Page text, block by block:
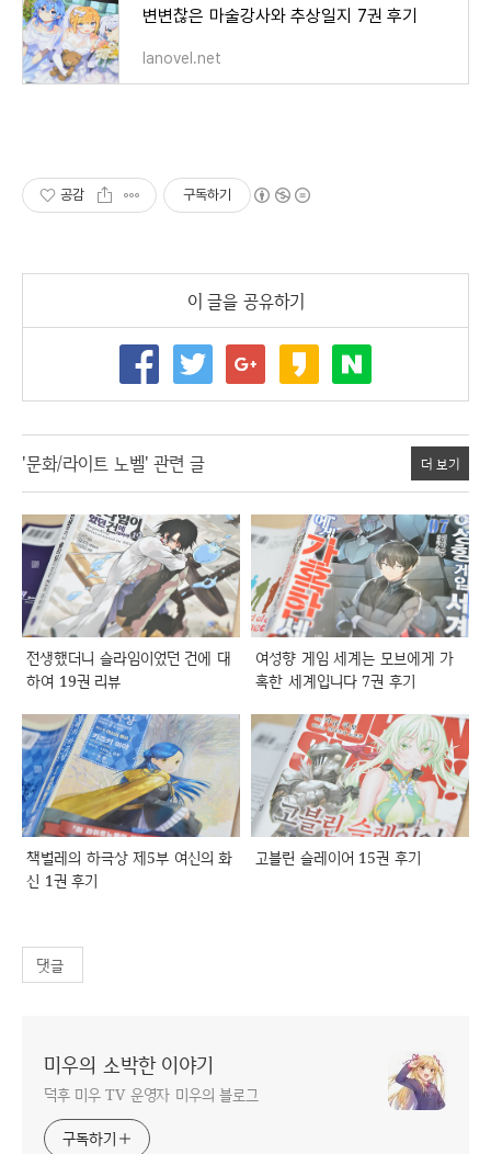
변변찮은 마술강사와 추상일지 7권 후기
lanovel.net
공감 구독하기
이 글을 공유하기
'문화/라이트 노벨' 관련 글 더 보기
전생했더니 슬라임이었던 건에 대
하여 19권 리뷰
여성향 게임 세계는 모브에게 가
혹한 세계입니다 7권 후기
책벌레의 하극상 제5부 여신의 화
신 1권 후기
고블린 슬레이어 15권 후기
댓글
미우의 소박한 이야기
덕후 미우 TV 운영자 미우의 블로그
구독하기